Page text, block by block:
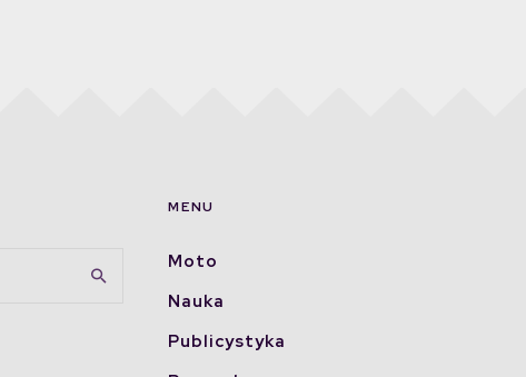
MENU
Moto
Nauka
Publicystyka